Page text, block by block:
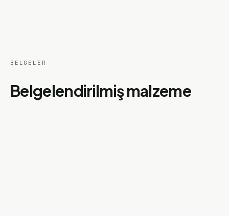
BELGELER
Belgelendirilmiş malzeme